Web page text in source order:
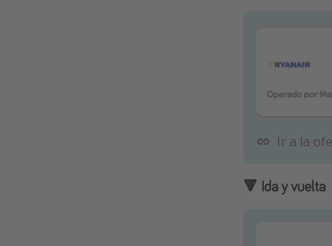
Ir a la
🔻 Ida y vuelta